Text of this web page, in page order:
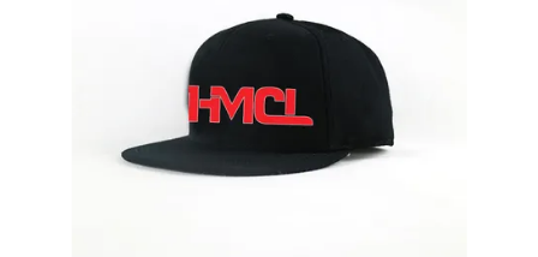
PRIVACY